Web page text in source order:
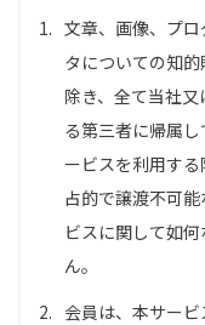
1. 文章、画像、プ
タについての知
除き、全て当社
る第三者に帰属
ービスを利用す
占的で譲渡不可
ビスに関して如
ん。
2. 会員は、本サー